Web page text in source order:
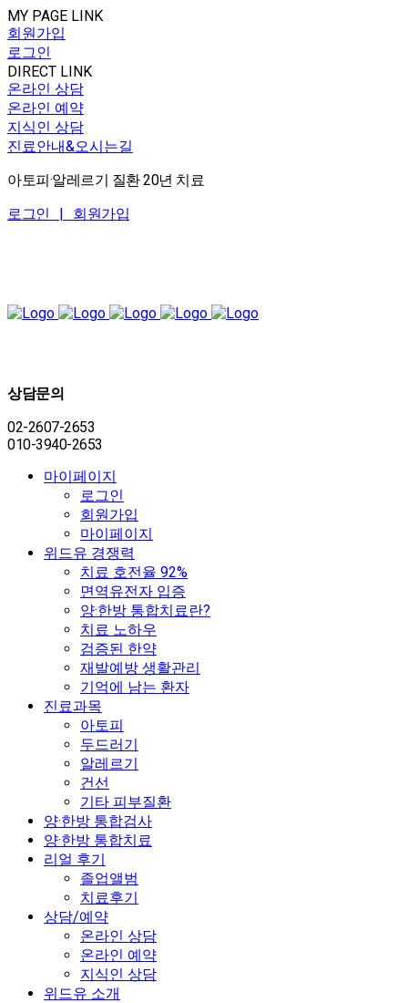
MY PAGE LINK
회원가입
로그인
DIRECT LINK
온라인 상담
온라인 예약
지식인 상담
진료안내&오시는길
아토피·알레르기 질환 20년 치료
로그인 | 회원가입
상담문의
02-2607-2653
010-3940-2653
마이페이지
로그인
회원가입
마이페이지
위드유 경쟁력
치료 호전율 92%
면역유전자 입증
양·한방 통합치료란?
치료 노하우
검증된 한약
재발예방 생활관리
기억에 남는 환자
진료과목
아토피
두드러기
알레르기
건선
기타 피부질환
양·한방 통합검사
양·한방 통합치료
리얼 후기
졸업앨범
치료후기
상담/예약
온라인 상담
온라인 예약
지식인 상담
위드유 소개